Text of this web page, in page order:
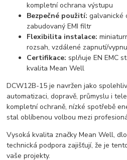
kompletní ochrana výstupu
Bezpečné použití: galvanické
zabudovaný EMI filtr
Flexibilita instalace:
rozsah, vzdálené zapnutí/
Certifikace: splňuje EN EMC
kvalita Mean Well
DCW12B-15 je navržen jako
automatizaci, dopravě, průmyslu i
kompletní ochraně, nízké spotřebě
stal oblíbenou volbou mezi
Vysoká kvalita značky Mean Well,
technická podpora zajišťují, že je
vaše projekty.